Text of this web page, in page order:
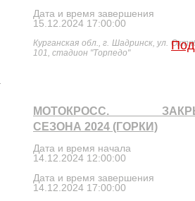
Дата и время завершения
15.12.2024 17:00:00
Курганская обл., г. Шадринск, ул.
101, стадион "Торпедо"
МОТОКРОСС.
СЕЗОНА 2024 (ГОРКИ)
Дата и время начала
14.12.2024 12:00:00
Дата и время завершения
14.12.2024 17:00:00